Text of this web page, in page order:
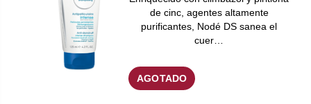
de cinc, agentes altamente
purificantes, Nodé DS sanea el
cuer…
AGOTADO